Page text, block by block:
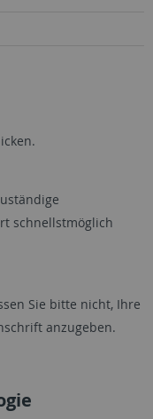
schnellstmöglich
Sie bitte nicht, Ihre
anzugeben.